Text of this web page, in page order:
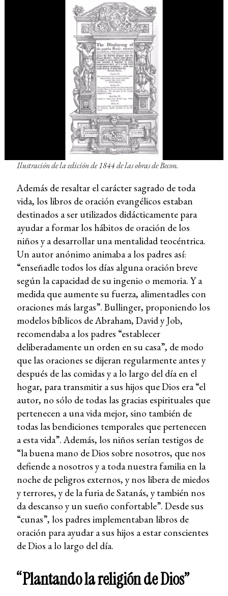
Ilustración de la edición de 1844 de las obras de Becon.
Además de resaltar el carácter sagrado de toda
vida, los libros de oración evangélicos estaban
destinados a ser utilizados didácticamente para
ayudar a formar los hábitos de oración de los
niños y a desarrollar una mentalidad teocéntrica.
Un autor anónimo animaba a los padres así:
“enseñadle todos los días alguna oración breve
según la capacidad de su ingenio o memoria. Y a
medida que aumente su fuerza, alimentadles con
oraciones más largas”. Bullinger, proponiendo los
modelos bíblicos de Abraham, David y Job,
recomendaba a los padres “establecer
deliberadamente un orden en su casa”, de modo
que las oraciones se dijeran regularmente antes y
después de las comidas y a lo largo del día en el
hogar, para transmitir a sus hijos que Dios era “el
autor, no sólo de todas las gracias espirituales que
pertenecen a una vida mejor, sino también de
todas las bendiciones temporales que pertenecen
a esta vida”. Además, los niños serían testigos de
“la buena mano de Dios sobre nosotros, que nos
defiende a nosotros y a toda nuestra familia en la
noche de peligros externos, y nos libera de miedos
y terrores, y de la furia de Satanás, y también nos
da descanso y un sueño confortable”. Desde sus
“cunas”, los padres implementaban libros de
oración para ayudar a sus hijos a estar conscientes
de Dios a lo largo del día.
“Plantando la religión de Dios”